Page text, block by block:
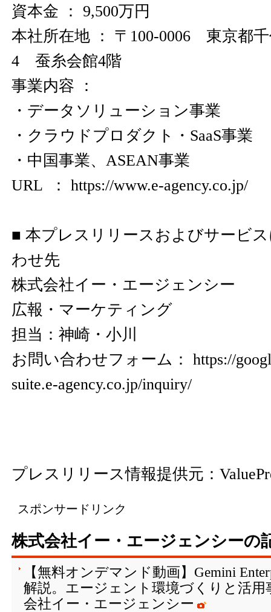
資本金 ： 9,500万円
本社所在地 ： 〒100-0006 東京都
4 蚕糸会館4階
事業内容 ：
・データソリューション事業
・クラウドプロダクト・SaaS事業
・中国事業、ASEAN事業
URL ： https://www.e-agency.co.jp/
■ 本プレスリリースおよびサービ
わせ先
株式会社イー・エージェンシー
広報・マーケティング
担当：神崎・小川
お問い合わせフォーム： https://
suite.e-agency.co.jp/inquiry/
プレスリリース情報提供元：
スポンサードリンク
株式会社イー・エージェンシーの
【無料オンデマンド動画】Gemini
解説。エージェント環境づくりと活用
会社イー・エージェンシー